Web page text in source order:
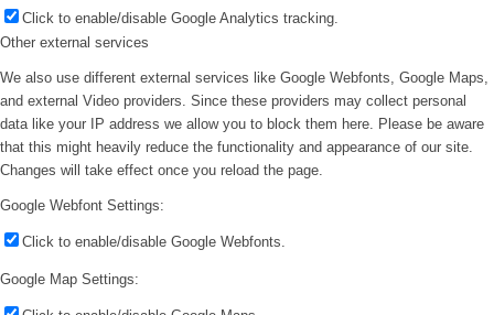
Click to enable/disable Google Analytics tracking.
Other external services
We also use different external services like Google Webfonts, Google Maps,
and external Video providers. Since these providers may collect personal
data like your IP address we allow you to block them here. Please be aware
that this might heavily reduce the functionality and appearance of our site.
Changes will take effect once you reload the page.
Google Webfont Settings:
Click to enable/disable Google Webfonts.
Google Map Settings: